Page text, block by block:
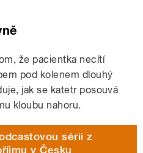
že pacientka necítí
pod kolenem dlouhý
jak se katetr posouvá
kloubu nahoru.
sérii z
v Česku